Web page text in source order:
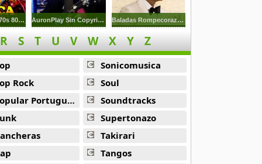
Musica De Los 70s 80s 90s AuronPlay Sin Copyright Baladas Rompecorazones
R S T U V W X Y Z
Rock
Portuguesa
Sonicomusica
Soul
Soundtracks
Supertonazo
Takirari
Tangos